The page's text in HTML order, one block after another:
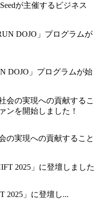
が主催するビジネス
DOJO」プログラムが始
の実現への貢献すること
2025」に登壇し...